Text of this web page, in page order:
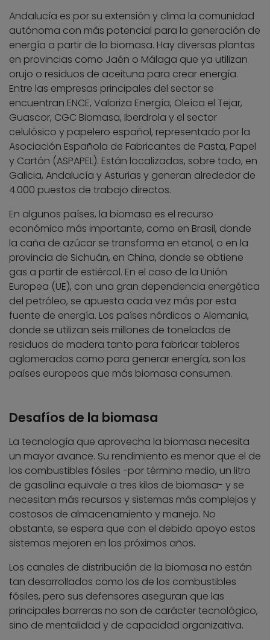
Andalucía es por su extensión y clima la comunidad
autónoma con más potencial para la generación de
energía a partir de la biomasa. Hay diversas plantas
en provincias como Jaén o Málaga que ya utilizan
orujo o residuos de aceituna para crear energía.
Entre las empresas principales del sector se
encuentran ENCE, Valoriza Energía, Oleíca el Tejar,
Guascor, CGC Biomasa, Iberdrola y el sector
celulósico y papelero español, representado por la
Asociación Española de Fabricantes de Pasta, Papel
y Cartón (ASPAPEL). Están localizadas, sobre todo, en
Galicia, Andalucía y Asturias y generan alrededor de
4.000 puestos de trabajo directos.
En algunos países, la biomasa es el recurso
económico más importante, como en Brasil, donde
la caña de azúcar se transforma en etanol, o en la
provincia de Sichuán, en China, donde se obtiene
gas a partir de estiércol. En el caso de la Unión
Europea (UE), con una gran dependencia energética
del petróleo, se apuesta cada vez más por esta
fuente de energía. Los países nórdicos o Alemania,
donde se utilizan seis millones de toneladas de
residuos de madera tanto para fabricar tableros
aglomerados como para generar energía, son los
países europeos que más biomasa consumen.
Desafíos de la biomasa
La tecnología que aprovecha la biomasa necesita
un mayor avance. Su rendimiento es menor que el de
los combustibles fósiles -por término medio, un litro
de gasolina equivale a tres kilos de biomasa- y se
necesitan más recursos y sistemas más complejos y
costosos de almacenamiento y manejo. No
obstante, se espera que con el debido apoyo estos
sistemas mejoren en los próximos años.
Los canales de distribución de la biomasa no están
tan desarrollados como los de los combustibles
fósiles, pero sus defensores aseguran que las
principales barreras no son de carácter tecnológico,
sino de mentalidad y de capacidad organizativa.